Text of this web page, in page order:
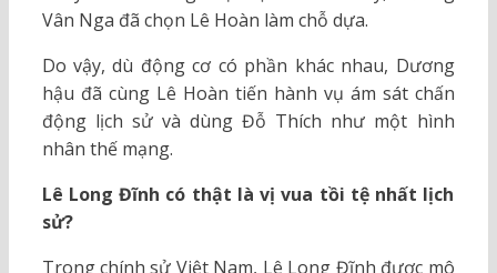
Vân Nga đã chọn Lê Hoàn làm chỗ dựa.
Do vậy, dù động cơ có phần khác nhau, Dương
hậu đã cùng Lê Hoàn tiến hành vụ ám sát chấn
động lịch sử và dùng Đỗ Thích như một hình
nhân thế mạng.
Lê Long Đĩnh có thật là vị vua tồi tệ nhất lịch
sử?
Trong chính sử Việt Nam, Lê Long Đĩnh được mô